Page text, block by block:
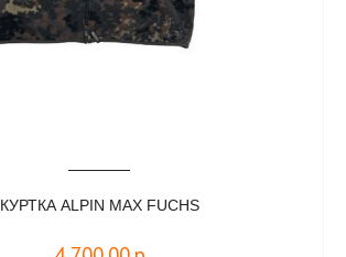
КУРТКА ALPIN MAX FUCHS